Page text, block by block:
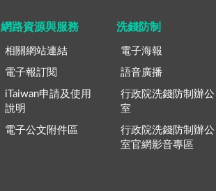
網路資源與服務
相關網站連結
電子報訂閱
iTaiwan申請及使用
說明
電子公文附件區
洗錢防制
電子海報
語音廣播
行政院洗錢防制辦公
室
行政院洗錢防制辦公
室官網影音專區